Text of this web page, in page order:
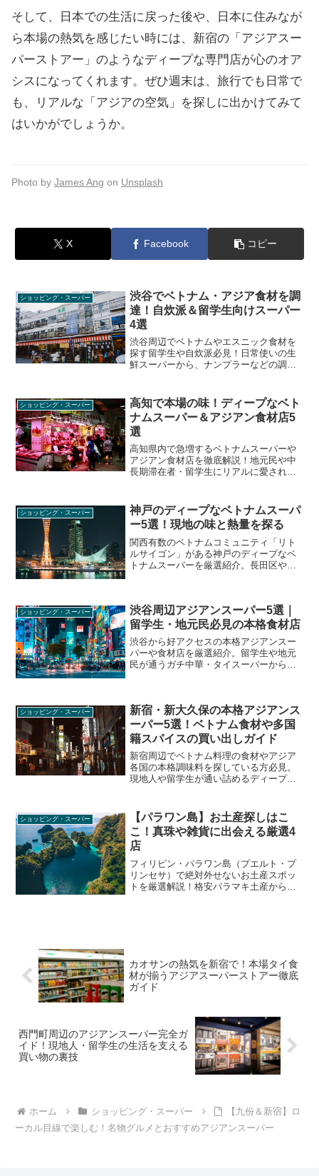
そして、日本での生活に戻った後や、日本に住みなが
ら本場の熱気を感じたい時には、新宿の「アジアスー
パーストアー」のようなディープな専門店が心のオア
シスになってくれます。ぜひ週末は、旅行でも日常で
も、リアルな「アジアの空気」を探しに出かけてみて
はいかがでしょうか。
Photo by James Ang on Unsplash
X Facebook コピー
ショッピング・スーパー
渋谷でベトナム・アジア食材を調
達！自炊派＆留学生向けスーパー
4選
渋谷周辺でベトナムやエスニック食材を
探す留学生や自炊派必見！日常使いの生
鮮スーパーから、ナンプラーなどの調味
ポットを厳選紹介。
ショッピング・スーパー
高知で本場の味！ディープなベト
ナムスーパー＆アジアン食材店5
選
高知県内で急増するベトナムスーパーや
アジアン食材店を徹底解説！地元民や中
長期滞在者・留学生にリアルに愛され
まで、現地の熱量を感じる5店舗を厳選し
てご紹介します。
ショッピング・スーパー
神戸のディープなベトナムスーパ
ー5選！現地の味と熱量を探る
関西有数のベトナムコミュニティ「リト
ルサイゴン」がある神戸のディープなベ
トナムスーパーを厳選紹介。長田区や兵
コツを徹底解説します。
ショッピング・スーパー
渋谷周辺アジアンスーパー5選｜
留学生・地元民必見の本格食材店
渋谷から好アクセスの本格アジアンスー
パーや食材店を厳選紹介。留学生や地元
民が通うガチ中華・タイスーパーから、
ショッピング・スーパー
新宿・新大久保の本格アジアンス
ーパー5選！ベトナム食材や多国
籍スパイスの買い出しガイド
新宿周辺でベトナム料理の食材やアジア
各国の本格調味料を探している方必見。
現地人や留学生が通い詰めるディープな
術を徹底解説します。
ショッピング・スーパー
【パラワン島】お土産探しはこ
こ！真珠や雑貨に出会える厳選4
店
フィリピン・パラワン島（プエルト・プ
リンセサ）で絶対外せないお土産スポッ
トを厳選解説！格安バラマキ土産から、
カオサンの熱気を新宿で！本場タイ食
材が揃うアジアスーパーストアー徹底
ガイド
西門町周辺のアジアンスーパー完全ガ
イド！現地人・留学生の生活を支える
買い物の裏技
ホーム ショッピング・スーパー
【九份＆新宿】ロ
ーカル目線で楽しむ！名物グルメとおすすめアジアンスーパー